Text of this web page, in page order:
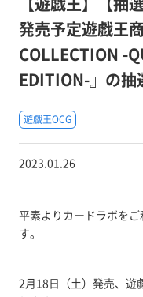
発売予定遊戯王
COLLECTION -
EDITION-』の抽
遊戯王OCG
2023.01.26
平素よりカードラボを
す。
2月18日（土）発売、遊